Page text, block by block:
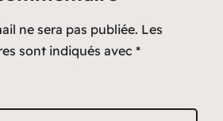
ne sera pas publiée. Les
sont indiqués avec *